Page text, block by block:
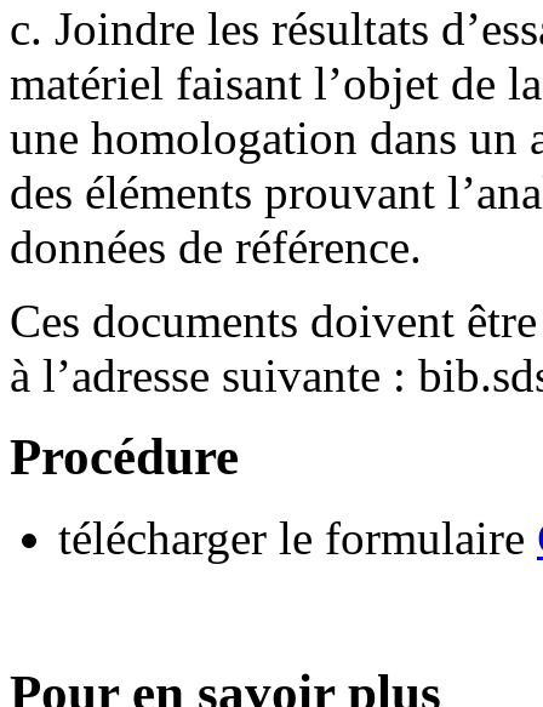
c. Joindre les résultats
matériel faisant l’objet de
une homologation dans un
des éléments prouvant
données de référence.
Ces documents doivent
à l’adresse suivante :
Procédure
télécharger le formulaire
Pour en savoir plus